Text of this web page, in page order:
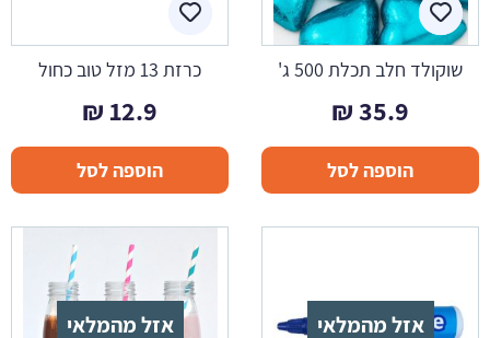
שוקולד חלב תכלת 500 ג'
35.9
₪
הוספה לסל
כרזת 13 מזל טוב כחול
12.9
₪
הוספה לסל
אזל מהמלאי אזל מהמלאי